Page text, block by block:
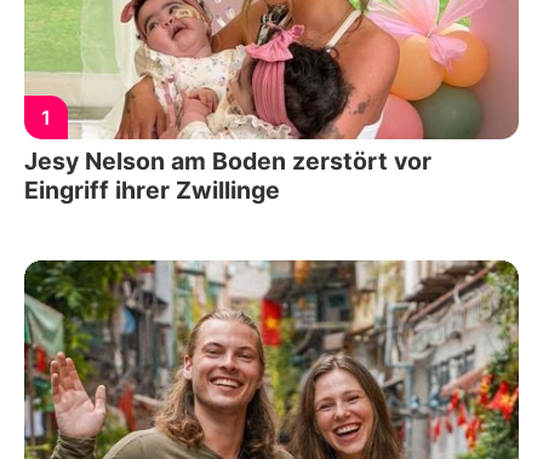
1
Jesy Nelson am Boden zerstört vor
Eingriff ihrer Zwillinge